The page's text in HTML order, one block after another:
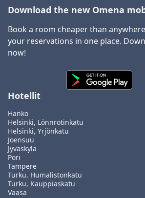
Download the new Omena
Book a room cheaper than
your reservations in one place.
now!
Hotellit
Hanko
Helsinki, Lönnrotinkatu
Helsinki, Yrjönkatu
Joensuu
Jyväskylä
Pori
Tampere
Turku, Humalistonkatu
Turku, Kauppiaskatu
Vaasa